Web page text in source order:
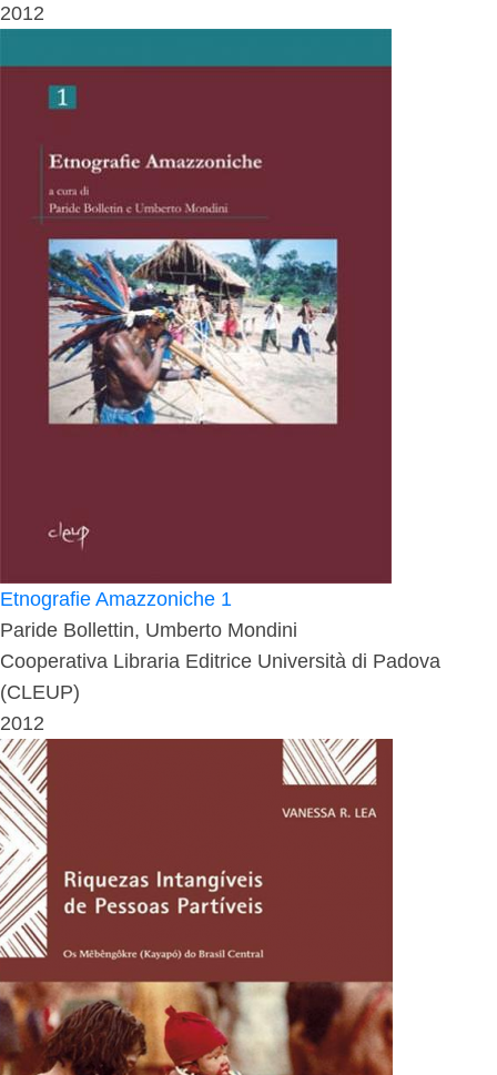
2012
Etnografie Amazzoniche 1
Paride Bollettin, Umberto Mondini
Cooperativa Libraria Editrice Università di Padova
(CLEUP)
2012